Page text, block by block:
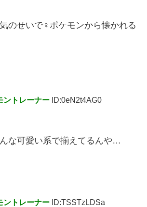
のせいで♀ポケモンから懐かれる
ントレーナー ID:0eN2t4AG0
な可愛い系で揃えてるんや…
ントレーナー ID:TSSTzLDSa